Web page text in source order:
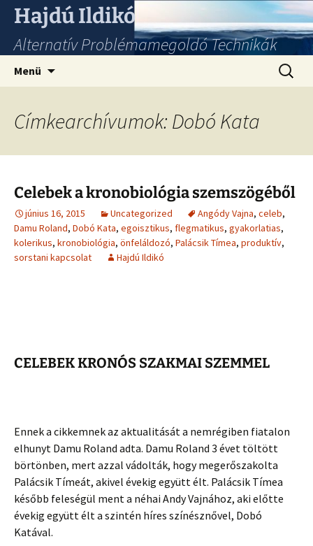
Hajdú Ildikó
Alternatív Problémamegoldó Technikák
Menü
Címkearchívumok: Dobó Kata
Celebek a kronobiológia szemszögéből
június 16, 2015 Uncategorized Angódy Vajna, celeb,
Damu Roland, Dobó Kata, egoisztikus, flegmatikus, gyakorlatias,
kolerikus, kronobiológia, önfeláldozó, Palácsik Tímea, produktív,
sorstani kapcsolat
Hajdú Ildikó
CELEBEK KRONÓS SZAKMAI SZEMMEL
Ennek a cikkemnek az aktualitását a nemrégiben fiatalon
elhunyt Damu Roland adta. Damu Roland 3 évet töltött
börtönben, mert azzal vádolták, hogy megerőszakolta
Palácsik Tímeát, akivel évekig együtt élt. Palácsik Tímea
később feleségül ment a néhai Andy Vajnához, aki előtte
évekig együtt élt a szintén híres színésznővel, Dobó
Katával.